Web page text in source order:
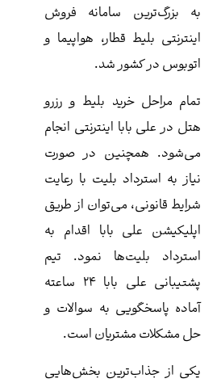
سامانه فروش
هواپیما و
شد.
بلیط و رزرو
انجام
در صورت
بلیت با رعایت
از طریق
اقدام به
نمود. تیم
پشتیبانی علی بابا 24 ساعته
به سوالات و
است.
بخش‌هایی